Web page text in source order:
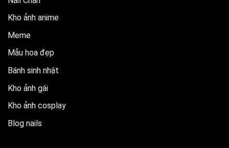
Kho ảnh anime
Meme
Mẫu hoa đẹp
Bánh sinh nhật
Kho ảnh gái
Kho ảnh cosplay
Blog nails